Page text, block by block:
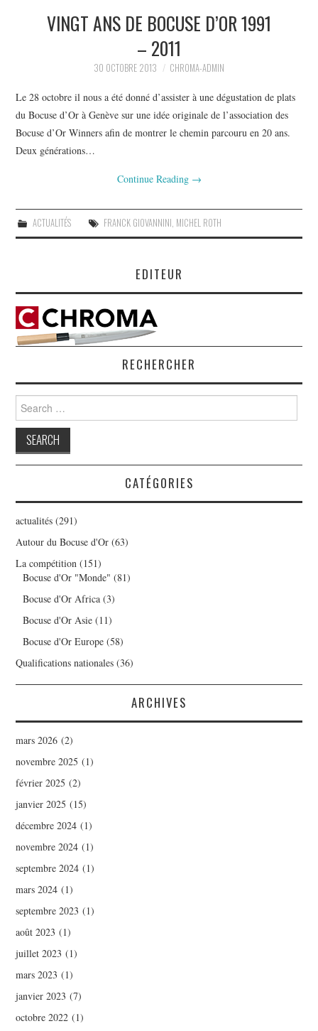
VINGT ANS DE BOCUSE D’OR 1991
– 2011
30 OCTOBRE 2013 CHROMA-ADMIN
Le 28 octobre il nous a été donné d’assister à une dégustation de plats
du Bocuse d’Or à Genève sur une idée originale de l’association des
Bocuse d’Or Winners afin de montrer le chemin parcouru en 20 ans.
Deux générations…
Continue Reading →
ACTUALITÉS FRANCK GIOVANNINI, MICHEL ROTH
EDITEUR
RECHERCHER
Search
for:
CATÉGORIES
actualités (291)
Autour du Bocuse d'Or (63)
La compétition (151)
Bocuse d'Or "Monde" (81)
Bocuse d'Or Africa (3)
Bocuse d'Or Asie (11)
Bocuse d'Or Europe (58)
Qualifications nationales (36)
ARCHIVES
mars 2026 (2)
novembre 2025 (1)
février 2025 (2)
janvier 2025 (15)
décembre 2024 (1)
novembre 2024 (1)
septembre 2024 (1)
mars 2024 (1)
septembre 2023 (1)
août 2023 (1)
juillet 2023 (1)
mars 2023 (1)
janvier 2023 (7)
octobre 2022 (1)